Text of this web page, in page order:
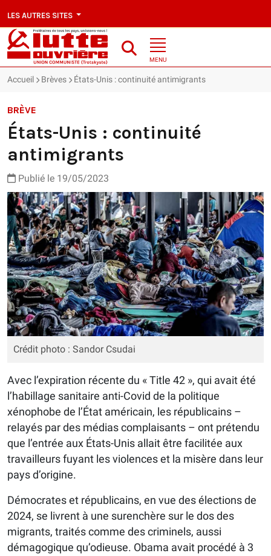
LES AUTRES SITES
MENU
Accueil Brèves États-Unis : continuité antimigrants
BRÈVE
États-Unis : continuité
antimigrants
Publié le 19/05/2023
Crédit photo : Sandor Csudai
Avec l’expiration récente du « Title 42 », qui avait été
l’habillage sanitaire anti-Covid de la politique
xénophobe de l’État américain, les républicains –
relayés par des médias complaisants – ont prétendu
que l’entrée aux États-Unis allait être facilitée aux
travailleurs fuyant les violences et la misère dans leur
pays d’origine.
Démocrates et républicains, en vue des élections de
2024, se livrent à une surenchère sur le dos des
migrants, traités comme des criminels, aussi
démagogique qu’odieuse. Obama avait procédé à 3